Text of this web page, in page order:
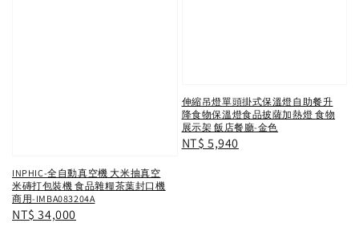
INPHIC-全自動真空機 大米抽真空
米磚打包裝機 食品雜糧茶葉封口機
商用-IMBA083204A
Regular
NT$ 34,000
伸縮吊燈單頭掛式保溫燈自助餐升
降食物保溫燈食品披薩加熱燈 食物
展示架 飯店餐廳-金色
Regular
NT$ 5,940